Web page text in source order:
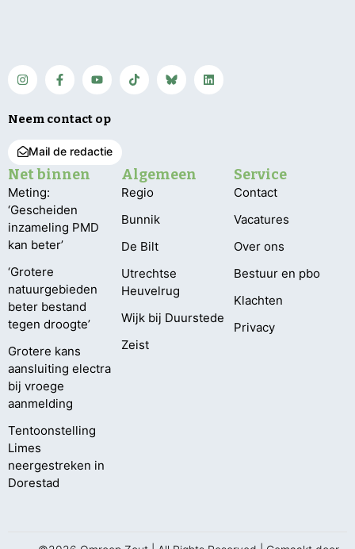
Neem contact op
Mail de redactie
Net binnen
Meting:
‘Gescheiden
inzameling PMD
kan beter’
‘Grotere
natuurgebieden
beter bestand
tegen droogte’
Grotere kans
aansluiting electra
bij vroege
aanmelding
Tentoonstelling
Limes
neergestreken in
Dorestad
Algemeen
Regio
Bunnik
De Bilt
Utrechtse
Heuvelrug
Wijk bij Duurstede
Zeist
Service
Contact
Vacatures
Over ons
Bestuur en pbo
Klachten
Privacy